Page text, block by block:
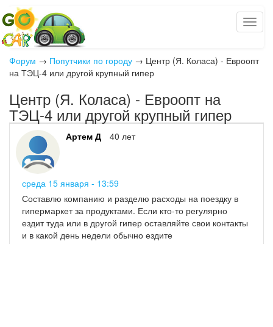
Форум → Попутчики по городу → Центр (Я. Коласа) - Евроопт
на ТЭЦ-4 или другой крупный гипер
Центр (Я. Коласа) - Евроопт на
ТЭЦ-4 или другой крупный гипер
Артем Д 40 лет
среда 15 января - 13:59
Составлю компанию и разделю расходы на поездку в
гипермаркет за продуктами. Если кто-то регулярно
ездит туда или в другой гипер оставляйте свои контакты
и в какой день недели обычно ездите